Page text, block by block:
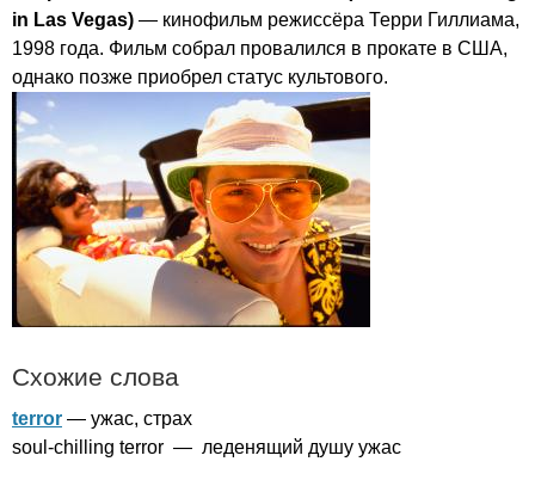
in Las Vegas) — кинофильм режиссёра Терри Гиллиама,
1998 года. Фильм собрал провалился в прокате в США,
однако позже приобрел статус культового.
Схожие слова
terror — ужас, страх
soul-chilling terror — леденящий душу ужас